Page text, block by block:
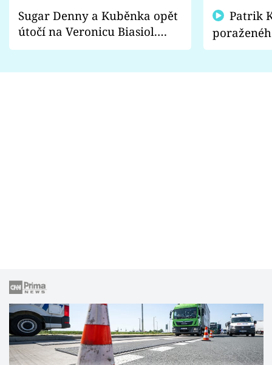
Sugar Denny a Kuběnka opět
útočí na Veronicu Biasiol.
Proč je podle nich falešná a
fanoušci